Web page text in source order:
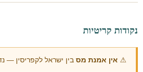
נקודות קריטיות
⚠ אין אמנת מס בין ישראל לקפריסין —